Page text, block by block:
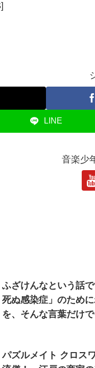
LINE
音楽少
ふざけんなという話
死ぬ感染症」のため
を、そんな言葉だけ
パズルメイト クロス